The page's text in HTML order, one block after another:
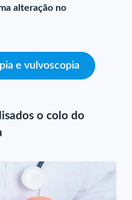
alteração no
e vulvoscopia
o colo do